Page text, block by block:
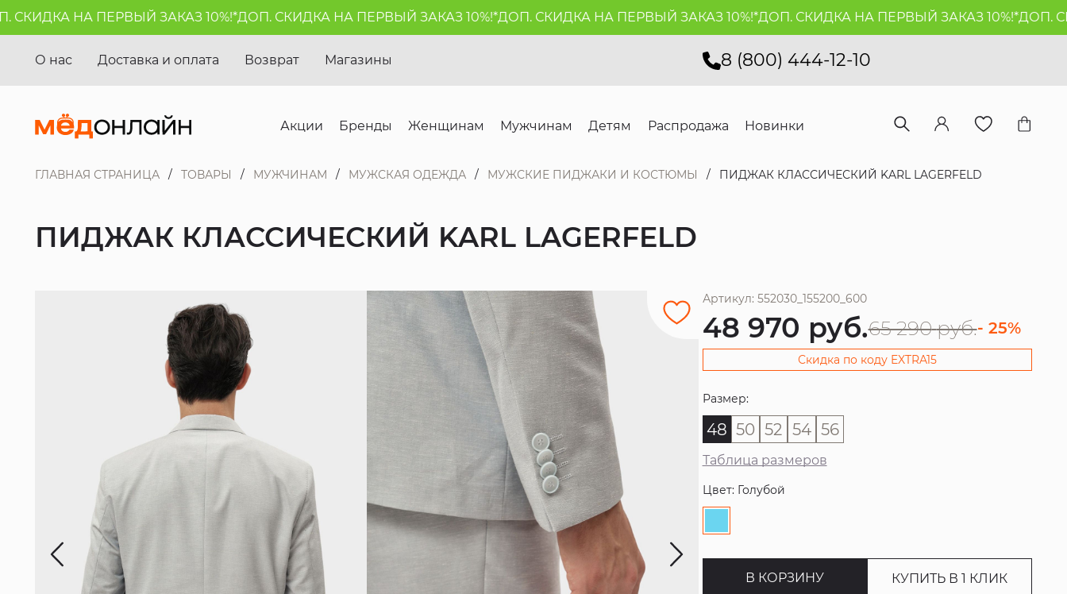
НА ПЕРВЫЙ ЗАКАЗ 10%!*ДОП. СКИДКА НА ПЕРВЫЙ ЗАКАЗ 10%!*ДОП. СКИДКА НА ПЕРВЫЙ ЗАКАЗ 10%!*ДОП. СКИДКА НА ПЕРВЫЙ ЗАКАЗ 10%!*ДОП.
8 (800) 444-12-10
О нас Доставка и оплата Возврат Магазины
Акции Бренды Женщинам Мужчинам Детям Распродажа Новинки
ГЛАВНАЯ СТРАНИЦА ТОВАРЫ МУЖЧИНАМ МУЖСКАЯ ОДЕЖДА МУЖСКИЕ ПИДЖАКИ И КОСТЮМЫ ПИДЖАК КЛАССИЧЕСКИЙ KARL LAGERFELD
ПИДЖАК КЛАССИЧЕСКИЙ KARL LAGERFELD
Артикул: 552030_155200_600
48 970 руб.65 290 руб.- 25%
Скидка по коду EXTRA15
Размер:
48 50 52 54 56
Таблица размеров
Цвет: Голубой
В КОРЗИНУ КУПИТЬ В 1 КЛИК